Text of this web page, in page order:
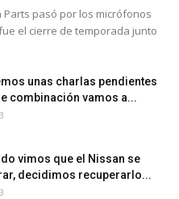
pasó por los micrófonos
el cierre de temporada junto
unas charlas pendientes
combinación vamos a...
vimos que el Nissan se
decidimos recuperarlo...